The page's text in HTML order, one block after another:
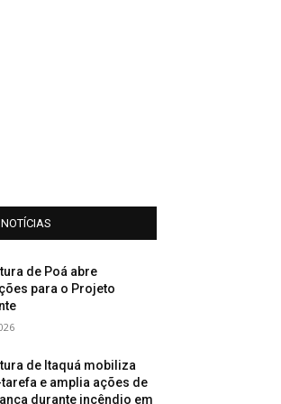
de Poá abre
para o Projeto
de Itaquá mobiliza
e amplia ações de
durante incêndio em